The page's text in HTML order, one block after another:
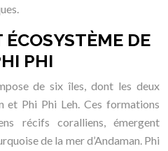
DE
PHI
de six îles, dont les deux
et Phi Phi Leh. Ces formations
récifs coralliens, émergent
de la mer d’Andaman. Phi